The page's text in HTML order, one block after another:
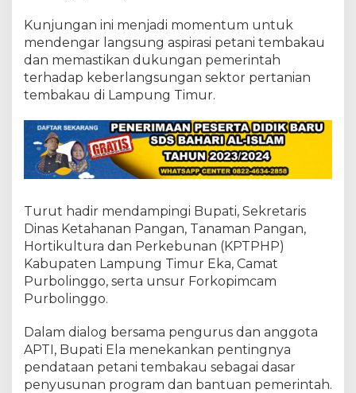
a
P
e
t
a
i
T
e
m
b
k
u
Y
a
n
i
b
D
Kunjungan ini menjadi momentum untuk
mendengar langsung aspirasi petani tembakau
dan memastikan dukungan pemerintah
terhadap keberlangsungan sektor pertanian
tembakau di Lampung Timur.
Turut hadir mendampingi Bupati, Sekretaris
Dinas Ketahanan Pangan, Tanaman Pangan,
Hortikultura dan Perkebunan (KPTPHP)
Kabupaten Lampung Timur Eka, Camat
Purbolinggo, serta unsur Forkopimcam
Purbolinggo.
Dalam dialog bersama pengurus dan anggota
APTI, Bupati Ela menekankan pentingnya
pendataan petani tembakau sebagai dasar
penyusunan program dan bantuan pemerintah.